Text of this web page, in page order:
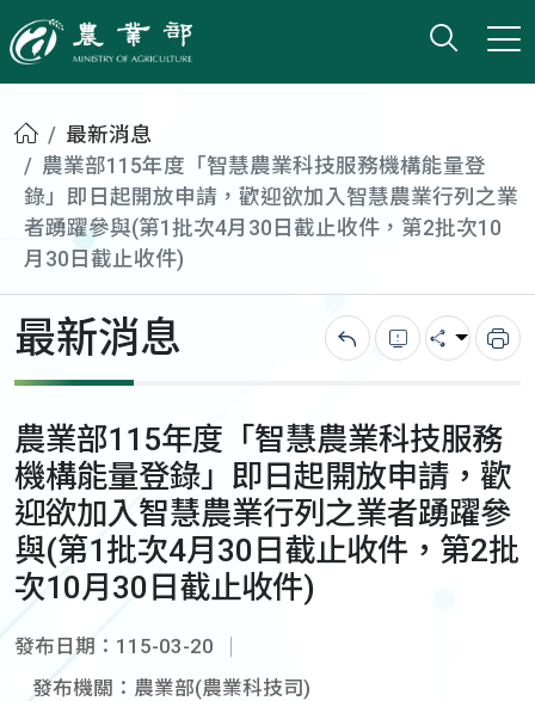
農業部
打開
小版
首頁最新消息
農業部115年度「智慧農業科技服務機構能量登
錄」即日起開放申請，歡迎欲加入智慧農業行列之業
者踴躍參與(第1批次4月30日截止收件，第2批次10
月30日截止收件)
最新消息 回上一頁錯誤回報
分享 列
農業部115年度「智慧農業科技服務
機構能量登錄」即日起開放申請，歡
迎欲加入智慧農業行列之業者踴躍參
與(第1批次4月30日截止收件，第2批
次10月30日截止收件)
發布日期：115-03-20
發布機關：農業部(農業科技司)